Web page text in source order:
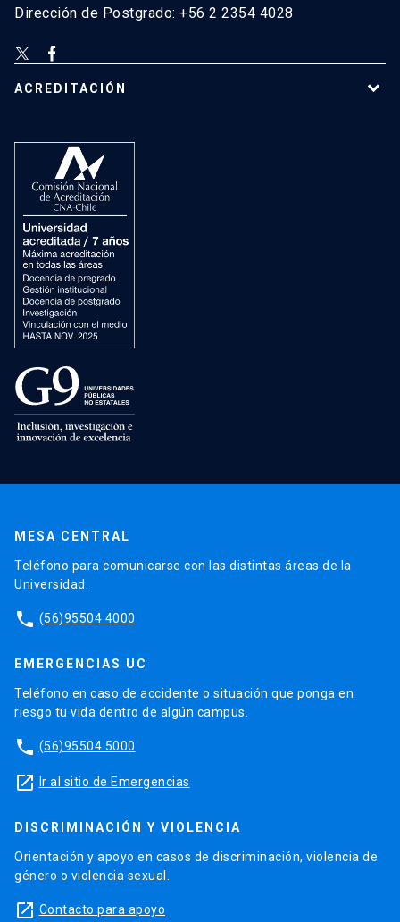
Dirección de Postgrado: +56 2 2354 4028
ACREDITACIÓN
MESA CENTRAL
Teléfono para comunicarse con las distintas áreas de la
Universidad.
phone (56)95504 4000
EMERGENCIAS UC
Teléfono en caso de accidente o situación que ponga en
riesgo tu vida dentro de algún campus.
phone (56)95504 5000
launch Ir al sitio de Emergencias
DISCRIMINACIÓN Y VIOLENCIA
Orientación y apoyo en casos de discriminación, violencia de
género o violencia sexual.
launch Contacto para apoyo